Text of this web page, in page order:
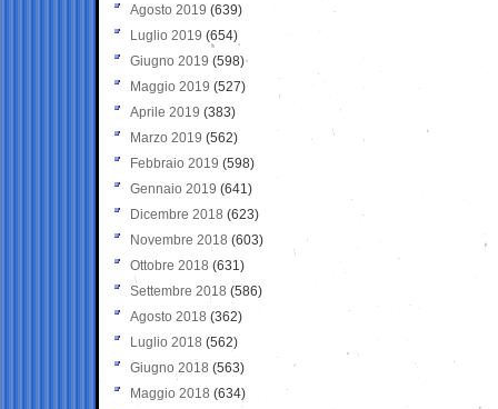
Agosto 2019 (639)
Luglio 2019 (654)
Giugno 2019 (598)
Maggio 2019 (527)
Aprile 2019 (383)
Marzo 2019 (562)
Febbraio 2019 (598)
Gennaio 2019 (641)
Dicembre 2018 (623)
Novembre 2018 (603)
Ottobre 2018 (631)
Settembre 2018 (586)
Agosto 2018 (362)
Luglio 2018 (562)
Giugno 2018 (563)
Maggio 2018 (634)